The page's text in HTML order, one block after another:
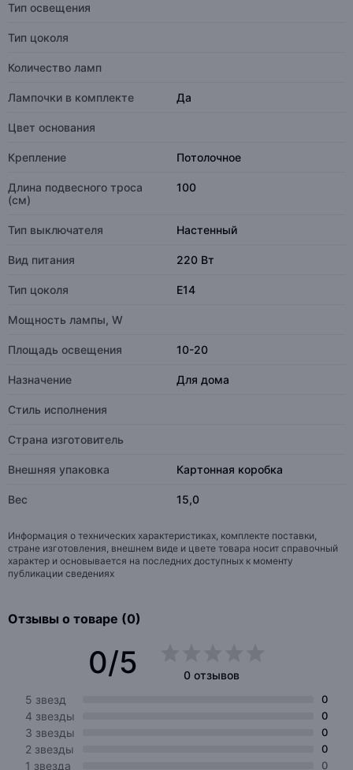
Тип освещения
Тип цоколя
Количество ламп
Лампочки в комплекте Да
Цвет основания
Крепление Потолочное
Длина подвесного троса
(см)
100
Тип выключателя Настенный
Вид питания 220 Вт
Тип цоколя E14
Мощность лампы, W
Площадь освещения 10-20
Назначение Для дома
Стиль исполнения
Страна изготовитель
Внешняя упаковка Картонная коробка
Вес 15,0
Информация о технических характеристиках, комплекте поставки,
стране изготовления, внешнем виде и цвете товара носит справочный
характер и основывается на последних доступных к моменту
публикации сведениях
Отзывы о товаре (0)
0/5
0 отзывов
5 звезд
0
4 звезды 0
3 звезды 0
2 звезды 0
1 звезда 0